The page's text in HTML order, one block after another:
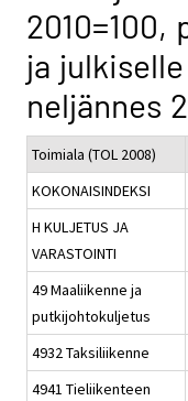
ja
neljännes
Toimiala (TOL 2008)
KOKONAISINDEKSI
H KULJETUS JA
VARASTOINTI
49 Maaliikenne ja
putkijohtokuljetus
4932 Taksiliikenne
4941 Tieliikenteen